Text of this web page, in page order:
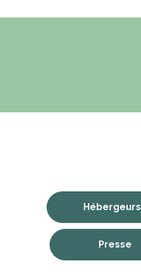
Hébergeurs
Presse